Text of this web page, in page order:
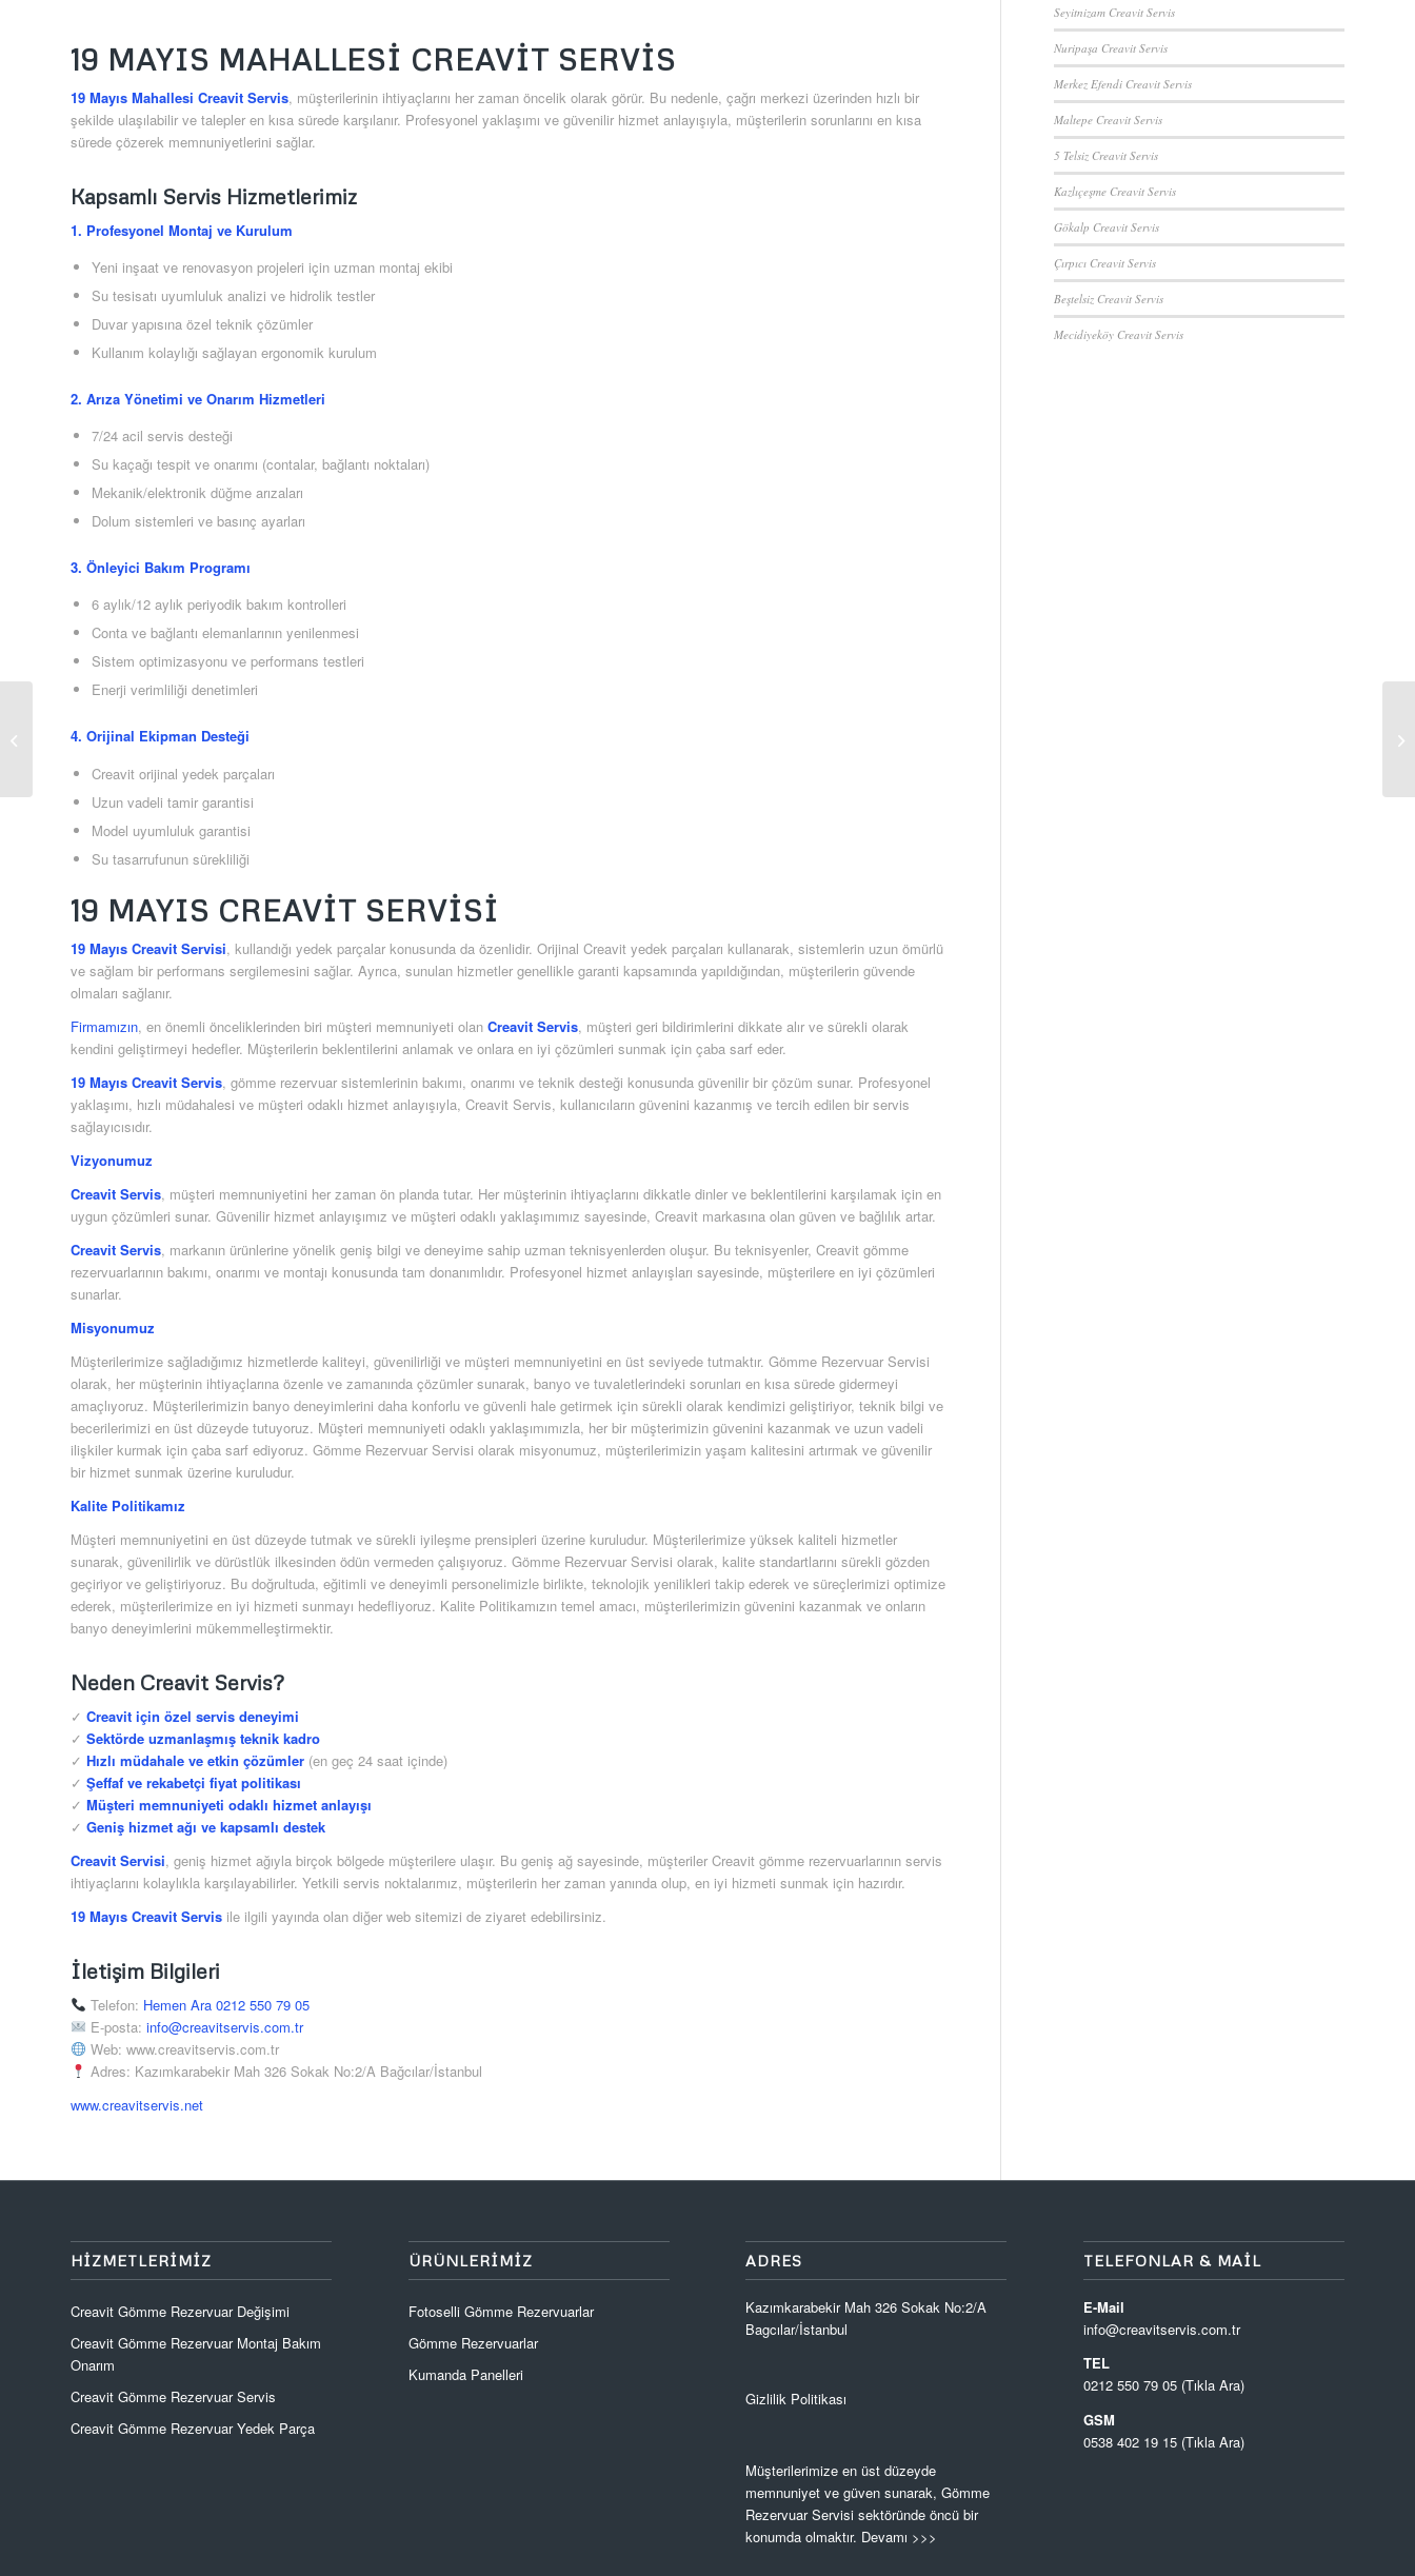
19 MAYIS MAHALLESI CREAVIT SERVIS
19 Mayıs Mahallesi Creavit Servis, müşterilerinin ihtiyaçlarını her zaman öncelik olarak görür. Bu nedenle, çağrı merkezi üzerinden hızlı bir
şekilde ulaşılabilir ve talepler en kısa sürede karşılanır. Profesyonel yaklaşımı ve güvenilir hizmet anlayışıyla, müşterilerin sorunlarını en kısa
sürede çözerek memnuniyetlerini sağlar.
Kapsamlı Servis Hizmetlerimiz
1. Profesyonel Montaj ve Kurulum
Yeni inşaat ve renovasyon projeleri için uzman montaj ekibi
Su tesisatı uyumluluk analizi ve hidrolik testler
Duvar yapısına özel teknik çözümler
Kullanım kolaylığı sağlayan ergonomik kurulum
2. Arıza Yönetimi ve Onarım Hizmetleri
7/24 acil servis desteği
Su kaçağı tespit ve onarımı (contalar, bağlantı noktaları)
Mekanik/elektronik düğme arızaları
Dolum sistemleri ve basınç ayarları
3. Önleyici Bakım Programı
6 aylık/12 aylık periyodik bakım kontrolleri
Conta ve bağlantı elemanlarının yenilenmesi
Sistem optimizasyonu ve performans testleri
Enerji verimliliği denetimleri
4. Orijinal Ekipman Desteği
Creavit orijinal yedek parçaları
Uzun vadeli tamir garantisi
Model uyumluluk garantisi
Su tasarrufunun sürekliliği
19 MAYIS CREAVIT SERVISI
19 Mayıs Creavit Servisi, kullandığı yedek parçalar konusunda da özenlidir. Orijinal Creavit yedek parçaları kullanarak, sistemlerin uzun ömürlü
ve sağlam bir performans sergilemesini sağlar. Ayrıca, sunulan hizmetler genellikle garanti kapsamında yapıldığından, müşterilerin güvende
olmaları sağlanır.
Firmamızın, en önemli önceliklerinden biri müşteri memnuniyeti olan Creavit Servis, müşteri geri bildirimlerini dikkate alır ve sürekli olarak
kendini geliştirmeyi hedefler. Müşterilerin beklentilerini anlamak ve onlara en iyi çözümleri sunmak için çaba sarf eder.
19 Mayıs Creavit Servis, gömme rezervuar sistemlerinin bakımı, onarımı ve teknik desteği konusunda güvenilir bir çözüm sunar. Profesyonel
yaklaşımı, hızlı müdahalesi ve müşteri odaklı hizmet anlayışıyla, Creavit Servis, kullanıcıların güvenini kazanmış ve tercih edilen bir servis
sağlayıcısıdır.
Vizyonumuz
Creavit Servis, müşteri memnuniyetini her zaman ön planda tutar. Her müşterinin ihtiyaçlarını dikkatle dinler ve beklentilerini karşılamak için en
uygun çözümleri sunar. Güvenilir hizmet anlayışımız ve müşteri odaklı yaklaşımımız sayesinde, Creavit markasına olan güven ve bağlılık artar.
Creavit Servis, markanın ürünlerine yönelik geniş bilgi ve deneyime sahip uzman teknisyenlerden oluşur. Bu teknisyenler, Creavit gömme
rezervuarlarının bakımı, onarımı ve montajı konusunda tam donanımlıdır. Profesyonel hizmet anlayışları sayesinde, müşterilere en iyi çözümleri
sunarlar.
Misyonumuz
Müşterilerimize sağladığımız hizmetlerde kaliteyi, güvenilirliği ve müşteri memnuniyetini en üst seviyede tutmaktır. Gömme Rezervuar Servisi
olarak, her müşterinin ihtiyaçlarına özenle ve zamanında çözümler sunarak, banyo ve tuvaletlerindeki sorunları en kısa sürede gidermeyi
amaçlıyoruz. Müşterilerimizin banyo deneyimlerini daha konforlu ve güvenli hale getirmek için sürekli olarak kendimizi geliştiriyor, teknik bilgi ve
becerilerimizi en üst düzeyde tutuyoruz. Müşteri memnuniyeti odaklı yaklaşımımızla, her bir müşterimizin güvenini kazanmak ve uzun vadeli
ilişkiler kurmak için çaba sarf ediyoruz. Gömme Rezervuar Servisi olarak misyonumuz, müşterilerimizin yaşam kalitesini artırmak ve güvenilir
bir hizmet sunmak üzerine kuruludur.
Kalite Politikamız
Müşteri memnuniyetini en üst düzeyde tutmak ve sürekli iyileşme prensipleri üzerine kuruludur. Müşterilerimize yüksek kaliteli hizmetler
sunarak, güvenilirlik ve dürüstlük ilkesinden ödün vermeden çalışıyoruz. Gömme Rezervuar Servisi olarak, kalite standartlarını sürekli gözden
geçiriyor ve geliştiriyoruz. Bu doğrultuda, eğitimli ve deneyimli personelimizle birlikte, teknolojik yenilikleri takip ederek ve süreçlerimizi optimize
ederek, müşterilerimize en iyi hizmeti sunmayı hedefliyoruz. Kalite Politikamızın temel amacı, müşterilerimizin güvenini kazanmak ve onların
banyo deneyimlerini mükemmelleştirmektir.
Neden Creavit Servis?
✓ Creavit için özel servis deneyimi
✓ Sektörde uzmanlaşmış teknik kadro
✓ Hızlı müdahale ve etkin çözümler (en geç 24 saat içinde)
✓ Şeffaf ve rekabetçi fiyat politikası
✓ Müşteri memnuniyeti odaklı hizmet anlayışı
✓ Geniş hizmet ağı ve kapsamlı destek
Creavit Servisi, geniş hizmet ağıyla birçok bölgede müşterilere ulaşır. Bu geniş ağ sayesinde, müşteriler Creavit gömme rezervuarlarının servis
ihtiyaçlarını kolaylıkla karşılayabilirler. Yetkili servis noktalarımız, müşterilerin her zaman yanında olup, en iyi hizmeti sunmak için hazırdır.
19 Mayıs Creavit Servis ile ilgili yayında olan diğer web sitemizi de ziyaret edebilirsiniz.
İletişim Bilgileri
Telefon: Hemen Ara 0212 550 79 05
E-posta: info@creavitservis.com.tr
Web: www.creavitservis.com.tr
Adres: Kazımkarabekir Mah 326 Sokak No:2/A Bağcılar/İstanbul
www.creavitservis.net
Seyitnizam Creavit Servis
Nuripaşa Creavit Servis
Merkez Efendi Creavit Servis
Maltepe Creavit Servis
5 Telsiz Creavit Servis
Kazlıçeşme Creavit Servis
Gökalp Creavit Servis
Çırpıcı Creavit Servis
Beştelsiz Creavit Servis
Mecidiyeköy Creavit Servis
HIZMETLERIMIZ
Creavit Gömme Rezervuar Değişimi
Creavit Gömme Rezervuar Montaj Bakım
Onarım
Creavit Gömme Rezervuar Servis
Creavit Gömme Rezervuar Yedek Parça
ÜRÜNLERIMIZ
Fotoselli Gömme Rezervuarlar
Gömme Rezervuarlar
Kumanda Panelleri
ADRES
Kazımkarabekir Mah 326 Sokak No:2/A
Bagcılar/İstanbul
Gizlilik Politikası
Müşterilerimize en üst düzeyde
memnuniyet ve güven sunarak, Gömme
Rezervuar Servisi sektöründe öncü bir
konumda olmaktır. Devamı >>>
TELEFONLAR & MAIL
E-Mail
info@creavitservis.com.tr
TEL
0212 550 79 05 (Tıkla Ara)
GSM
0538 402 19 15 (Tıkla Ara)
Zübeyde Hanım Creavit